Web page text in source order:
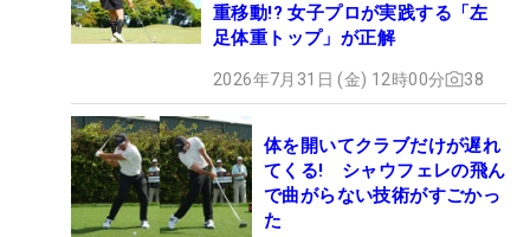
重移動!? 女子プロが実践する「左
足体重トップ」が正解
2026年7月31日 (金) 12時00分 38
体を開いてクラブだけが遅れ
てくる! シャウフェレの飛ん
で曲がらない技術がすごかっ
た